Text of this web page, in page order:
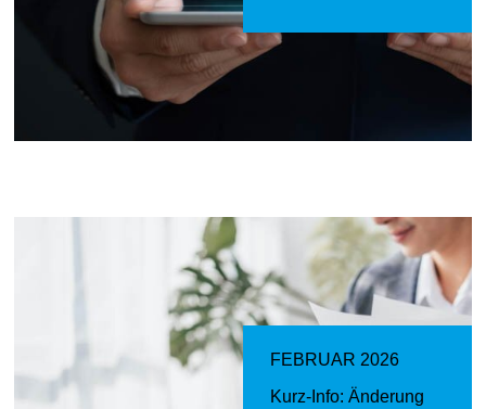
FEBRUAR 2026
Kurz-Info: Änderung